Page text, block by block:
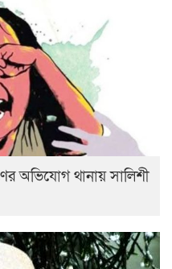
অভিযোগ থানায় সালিশী